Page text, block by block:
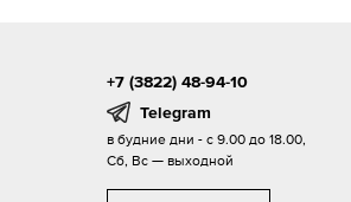
+7 (3822) 48-94-10
Telegram
в будние дни - с 9.00 до 18.00,
Сб, Вс — выходной